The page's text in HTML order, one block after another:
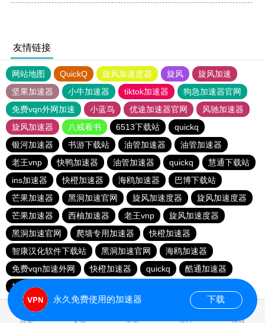
友情链接
网站地图 QuickQ 旋风加速度器 旋风
旋风加速
坚果加速器
小牛加速器 tiktok加速器
狗急加速器官网
免费vqn外网加速
小蓝鸟 优途加速器官网
风驰加速器
旋风加速器
八戒看书 6513下载站
quickq
银河加速器
书游下载站 油管加速器
油管加速器
老王vnp
快鸭加速器 油管加速器 quickq
慧通下载站
ins加速器
快橙加速器 海鸥加速器
巴博下载站
芒果加速器
黑洞加速官网 旋风加速度器
旋风加速度器
芒果加速器
西柚加速器 老王vnp
旋风加速度器
黑洞加速官网
爬墙专用加速器
快橙加速器
智康汉化软件下载站
黑洞加速官网
海鸥加速器
免费vqn加速外网
快橙加速器 quickq
酷通加速器
旋风加速度器
首页 安卓 苹果 排行 推荐
永久免费使用的加速器 下载